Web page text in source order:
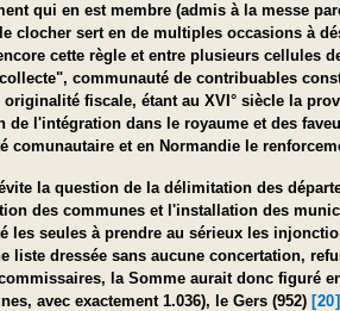
qui en est membre (admis à la messe
clocher sert en de multiples occasions à
cette règle et entre plusieurs cellules
communauté de contribuables
originalité fiscale, étant au XVI° siècle la
de l'intégration dans le royaume et des
comunautaire et en Normandie le
la question de la délimitation des
des communes et l'installation des
les seules à prendre au sérieux les
liste dressée sans aucune concertation,
la Somme aurait donc figuré
avec exactement 1.036), le Gers (952) [20]